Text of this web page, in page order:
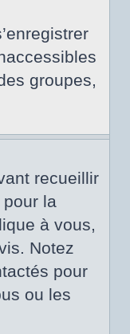
groupes,
recueillir
pour la
à vous,
Notez
pour
ou les